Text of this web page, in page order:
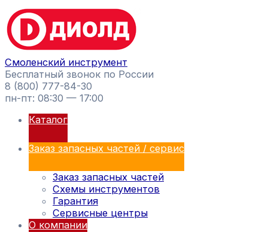
Перейти
к
содержимому
Смоленский инструмент
Бесплатный звонок по России
8 (800) 777-84-30
пн-пт: 08:30 — 17:00
Каталог
Заказ запасных частей / сервис
Заказ запасных частей
Схемы инструментов
Гарантия
Сервисные центры
О компании
Поиск
товаров